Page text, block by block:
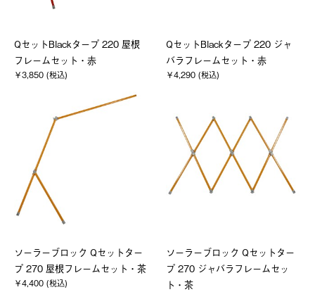
QセットBlackタープ 220 屋根
フレームセット・赤
￥3,850 (税込)
QセットBlackタープ 220 ジャ
バラフレームセット・赤
￥4,290 (税込)
ソーラーブロック Qセットター
プ 270 屋根フレームセット・茶
￥4,400 (税込)
ソーラーブロック Qセットター
プ 270 ジャバラフレームセッ
ト・茶